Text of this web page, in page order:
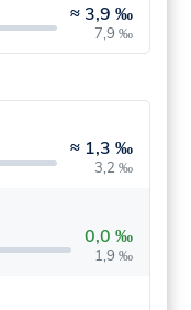
≈ 3,9 ‰
7,9 ‰
≈ 1,3 ‰
3,2 ‰
0,0 ‰
1,9 ‰